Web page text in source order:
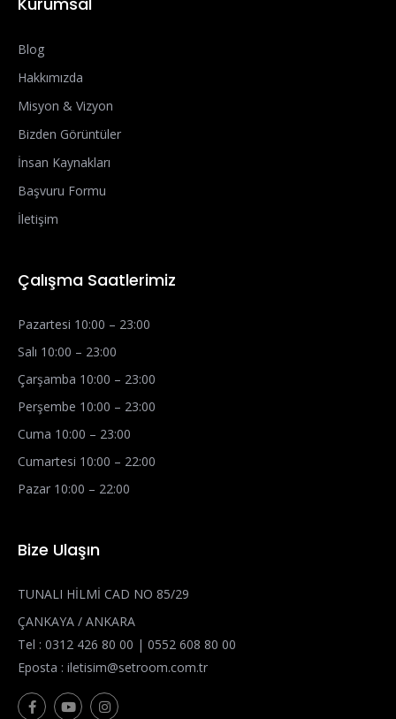
Blog
Hakkımızda
Misyon & Vizyon
Bizden Görüntüler
İnsan Kaynakları
Başvuru Formu
İletişim
Çalışma Saatlerimiz
Pazartesi 10:00 – 23:00
Salı 10:00 – 23:00
Çarşamba 10:00 – 23:00
Perşembe 10:00 – 23:00
Cuma 10:00 – 23:00
Cumartesi 10:00 – 22:00
Pazar 10:00 – 22:00
Bize Ulaşın
TUNALI HİLMİ CAD NO 85/29
ÇANKAYA / ANKARA
Tel : 0312 426 80 00 | 0552 608 80 00
Eposta : iletisim@setroom.com.tr